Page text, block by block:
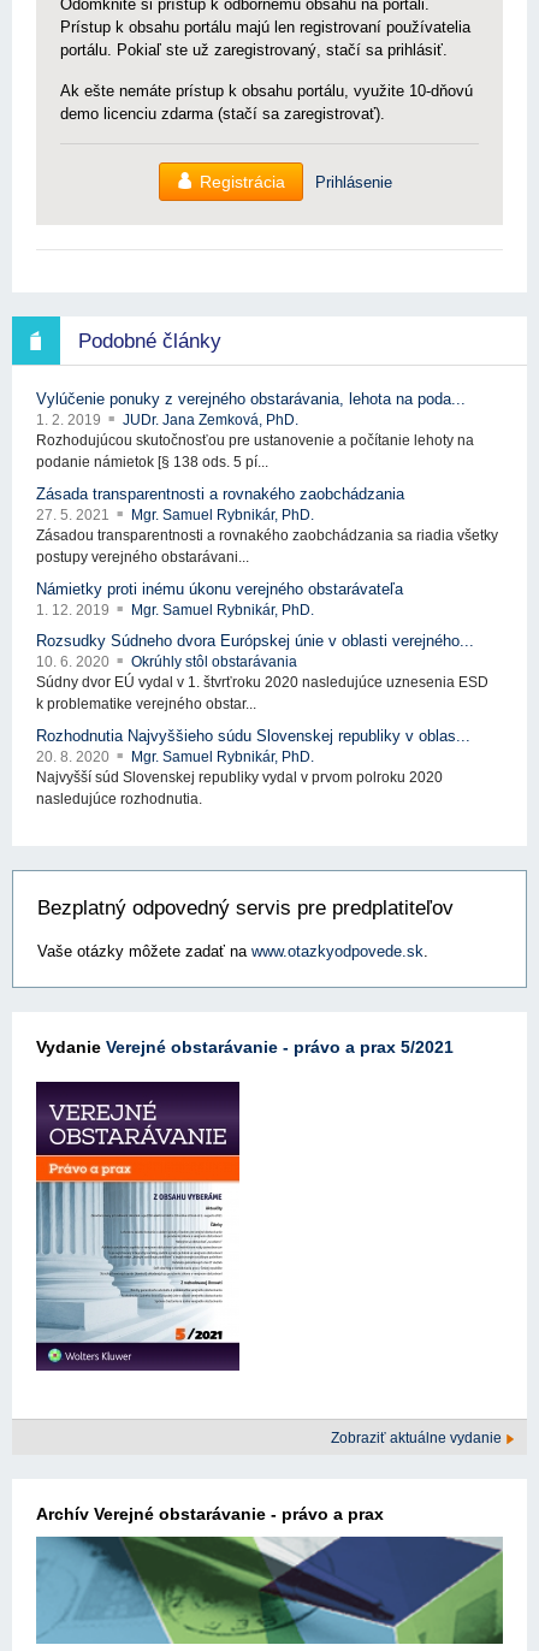
Odomknite si prístup k odbornému obsahu na portáli.
Prístup k obsahu portálu majú len registrovaní používatelia
portálu. Pokiaľ ste už zaregistrovaný, stačí sa prihlásiť.
Ak ešte nemáte prístup k obsahu portálu, využite 10-dňovú
demo licenciu zdarma (stačí sa zaregistrovať).
Registrácia Prihlásenie
Podobné články
Vylúčenie ponuky z verejného obstarávania, lehota na poda...
1. 2. 2019
JUDr. Jana Zemková, PhD.
Rozhodujúcou skutočnosťou pre ustanovenie a počítanie lehoty na
podanie námietok [§ 138 ods. 5 pí...
Zásada transparentnosti a rovnakého zaobchádzania
27. 5. 2021
Mgr. Samuel Rybnikár, PhD.
Zásadou transparentnosti a rovnakého zaobchádzania sa riadia všetky
postupy verejného obstarávani...
Námietky proti inému úkonu verejného obstarávateľa
1. 12. 2019 Mgr. Samuel Rybnikár, PhD.
Rozsudky Súdneho dvora Európskej únie v oblasti verejného...
10. 6. 2020
Okrúhly stôl obstarávania
Súdny dvor EÚ vydal v 1. štvrťroku 2020 nasledujúce uznesenia ESD
k problematike verejného obstar...
Rozhodnutia Najvyššieho súdu Slovenskej republiky v oblas...
20. 8. 2020
Mgr. Samuel Rybnikár, PhD.
Najvyšší súd Slovenskej republiky vydal v prvom polroku 2020
nasledujúce rozhodnutia.
Bezplatný odpovedný servis pre predplatiteľov
Vaše otázky môžete zadať na www.otazkyodpovede.sk.
Vydanie Verejné obstarávanie - právo a prax 5/2021
Zobraziť aktuálne vydanie
Archív Verejné obstarávanie - právo a prax